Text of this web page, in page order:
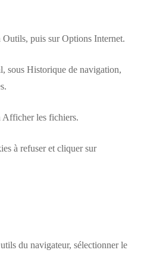
puis sur Options Internet.
sous Historique de navigation,
Afficher les fichiers.
à refuser et cliquer sur
du navigateur, sélectionner le